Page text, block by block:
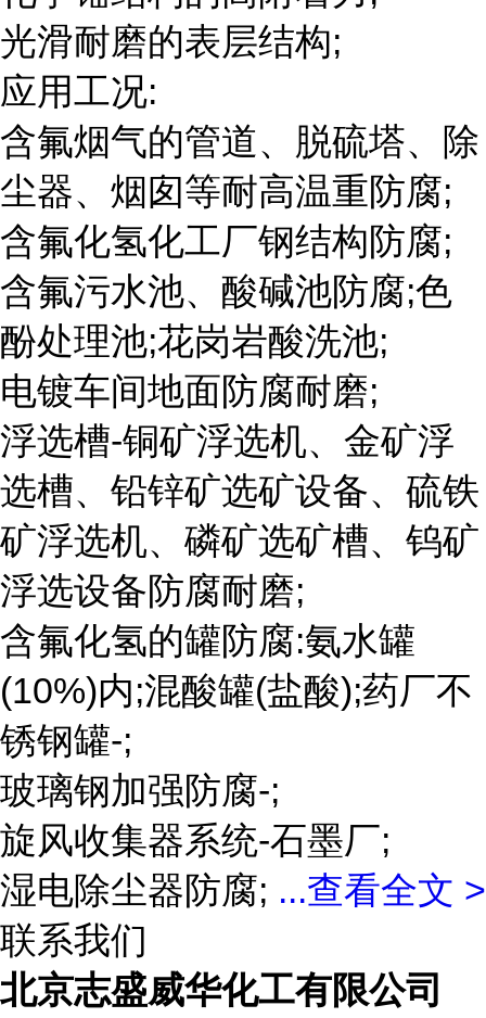
光滑耐磨的表层结构;
应用工况:
含氟烟气的管道、脱硫塔、除
尘器、烟囱等耐高温重防腐;
含氟化氢化工厂钢结构防腐;
含氟污水池、酸碱池防腐;色
酚处理池;花岗岩酸洗池;
电镀车间地面防腐耐磨;
浮选槽-铜矿浮选机、金矿浮
选槽、铅锌矿选矿设备、硫铁
矿浮选机、磷矿选矿槽、钨矿
浮选设备防腐耐磨;
含氟化氢的罐防腐:氨水罐
(10%)内;混酸罐(盐酸);药厂不
锈钢罐-;
玻璃钢加强防腐-;
旋风收集器系统-石墨厂;
湿电除尘器防腐; ...查看全文 >
联系我们
北京志盛威华化工有限公司